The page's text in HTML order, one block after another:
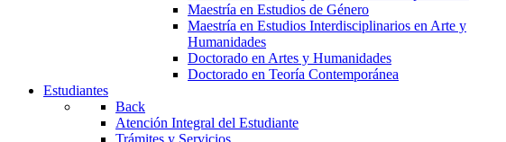
Maestría en Estudios de Género
Maestría en Estudios Interdisciplinarios en Arte y
Humanidades
Doctorado en Artes y Humanidades
Doctorado en Teoría Contemporánea
Estudiantes
Back
Atención Integral del Estudiante
Trámites y Servicios